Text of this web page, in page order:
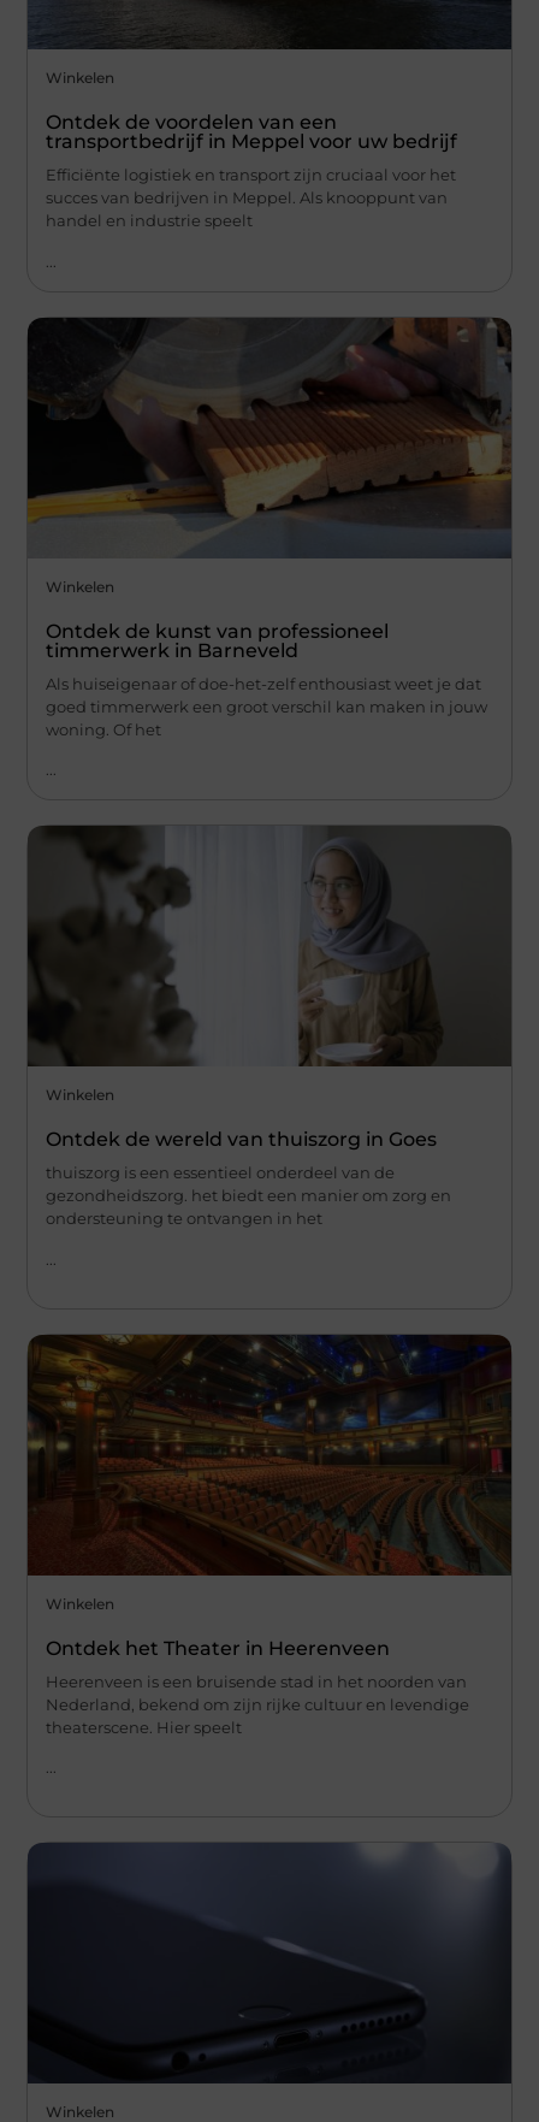
Winkelen
Ontdek de voordelen van een
transportbedrijf in Meppel voor uw bedrijf
Efficiënte logistiek en transport zijn cruciaal voor het
succes van bedrijven in Meppel. Als knooppunt van
handel en industrie speelt
Winkelen
Ontdek de kunst van professioneel
timmerwerk in Barneveld
Als huiseigenaar of doe-het-zelf enthousiast weet je dat
goed timmerwerk een groot verschil kan maken in jouw
woning. Of het
Winkelen
Ontdek de wereld van thuiszorg in Goes
thuiszorg is een essentieel onderdeel van de
gezondheidszorg. het biedt een manier om zorg en
ondersteuning te ontvangen in het
Winkelen
Ontdek het Theater in Heerenveen
Heerenveen is een bruisende stad in het noorden van
Nederland, bekend om zijn rijke cultuur en levendige
theaterscene. Hier speelt
Winkelen